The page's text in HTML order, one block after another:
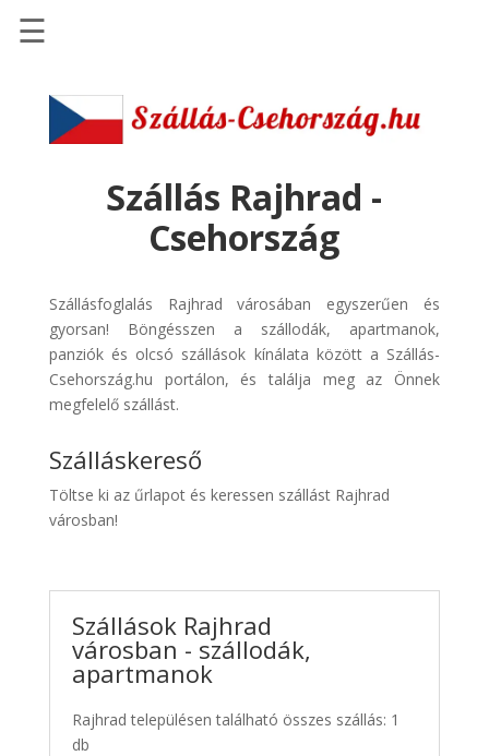
Szállások
Szállásinfo.eu
pénzvisszatérítéssel
Discover
Cars
Transzfer
Kiwi
Taxi
☰
Szállás Rajhrad -
Csehország
Szállásfoglalás Rajhrad városában egyszerűen és
gyorsan! Böngésszen a szállodák, apartmanok,
panziók és olcsó szállások kínálata között a Szállás-
Csehország.hu portálon, és találja meg az Önnek
megfelelő szállást.
Szálláskereső
Töltse ki az űrlapot és keressen szállást Rajhrad
városban!
Szállások Rajhrad
városban - szállodák,
apartmanok
Rajhrad településen található összes szállás: 1
db